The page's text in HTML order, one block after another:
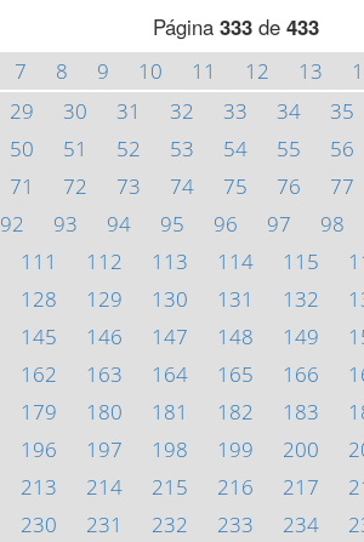
Página 333de 433
7 8 9 10 11 12 13
29 30 31 32 33 34 35
50 51 52 53 54 55 56
71 72 73 74 75 76 77
92 93 94 95 96 97 98
111 112 113 114 115
128 129 130 131 132
145 146 147 148 149
162 163 164 165 166
179 180 181 182 183
196 197 198 199 200
213 214 215 216 217
230 231 232 233 234